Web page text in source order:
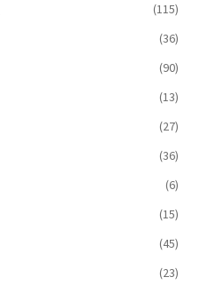
(115)
(36)
(90)
(13)
(27)
(36)
(6)
(15)
(45)
(23)